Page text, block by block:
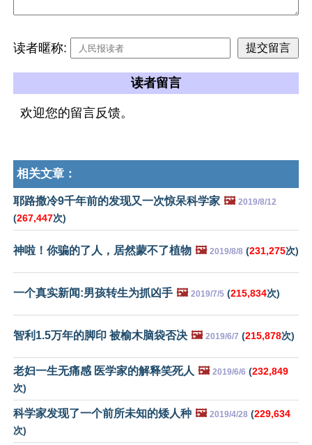
读者暱称:
读者留言
欢迎您的留言反馈。
相关文章：
耶路撒冷9千年前的发现又一次惊呆科学家 🖼️ 2019/8/12
(267,447次)
神啦！你骗的了人，居然蒙不了植物 🖼️ 2019/8/8 (231,275次)
一个真实新闻:男孩转生为抓凶手 🖼️ 2019/7/5 (215,834次)
智利1.5万年的脚印 被榆木脑袋否决 🖼️ 2019/6/7 (215,878次)
老妇一生无痛感 医学家的解释笑死人 🖼️ 2019/6/6 (232,849
次)
科学家发现了一个前所未知的矮人种 🖼️ 2019/4/28 (229,634
次)